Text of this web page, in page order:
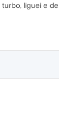
liguei e